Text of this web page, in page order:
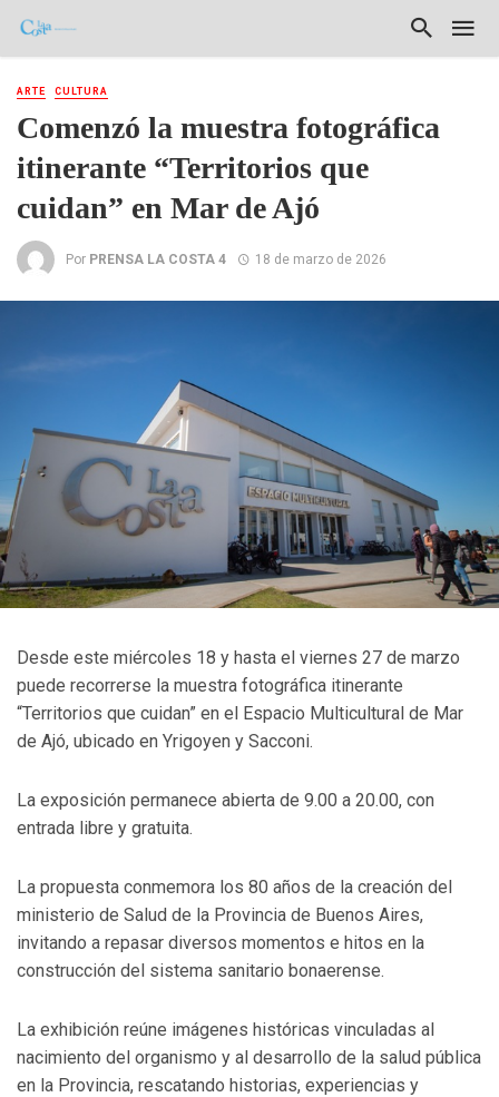
ARTE CULTURA
Comenzó la muestra fotográfica
itinerante “Territorios que
cuidan” en Mar de Ajó
Por PRENSA LA COSTA 4 18 de marzo de 2026
Desde este miércoles 18 y hasta el viernes 27 de marzo
puede recorrerse la muestra fotográfica itinerante
“Territorios que cuidan” en el Espacio Multicultural de Mar
de Ajó, ubicado en Yrigoyen y Sacconi.
La exposición permanece abierta de 9.00 a 20.00, con
entrada libre y gratuita.
La propuesta conmemora los 80 años de la creación del
ministerio de Salud de la Provincia de Buenos Aires,
invitando a repasar diversos momentos e hitos en la
construcción del sistema sanitario bonaerense.
La exhibición reúne imágenes históricas vinculadas al
nacimiento del organismo y al desarrollo de la salud pública
en la Provincia, rescatando historias, experiencias y